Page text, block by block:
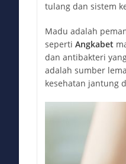
tulang dan sistem
Madu adalah
seperti Angkabet
dan antibakteri
adalah sumber
kesehatan jantung